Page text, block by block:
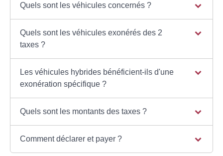
Quels sont les véhicules concernés ?
Quels sont les véhicules exonérés des 2
taxes ?
Les véhicules hybrides bénéficient-ils d'une
exonération spécifique ?
Quels sont les montants des taxes ?
Comment déclarer et payer ?